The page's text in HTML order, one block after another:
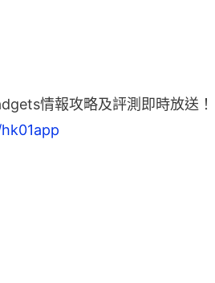
情報攻略及評測即時放送！